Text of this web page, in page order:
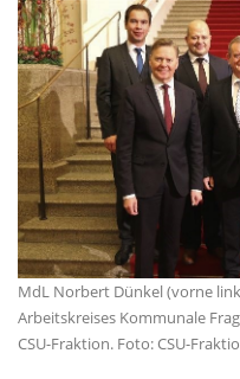
MdL Norbert Dünkel (vorne
Arbeitskreises Kommunale
CSU-Fraktion. Foto: CSU-